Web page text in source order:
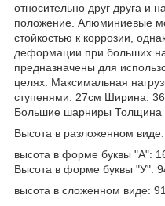
относительно друг друга и
положение. Алюминиевые
стойкостью к коррозии,
деформации при больших
предназначены для
целях. Максимальная
ступенями: 27см Ширина:
Большие шарниры Толщина
Высота в разложенном виде:
высота в форме буквы "А":
Высота в форме буквы "У":
высота в сложенном виде: